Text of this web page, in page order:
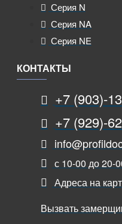
Серия N
Серия NA
Серия NE
КОНТАКТЫ
+7 (903)-
+7 (929)-
с 10-00 до 20-
Адреса на
Вызвать